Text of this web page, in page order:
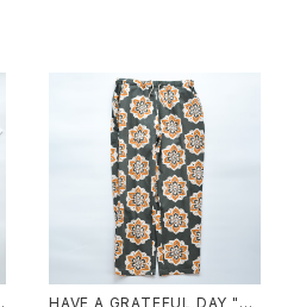
HAVE A GRATEFUL DAY "A